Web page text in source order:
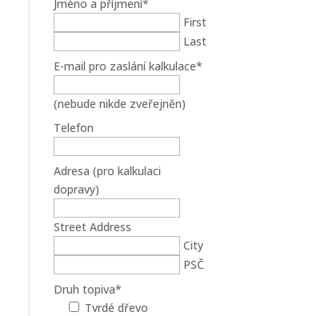
Jméno a příjmení*
First
Last
E-mail pro zaslání kalkulace*
(nebude nikde zveřejněn)
Telefon
Adresa (pro kalkulaci
dopravy)
Street Address
City
PSČ
Druh topiva*
Tvrdé dřevo